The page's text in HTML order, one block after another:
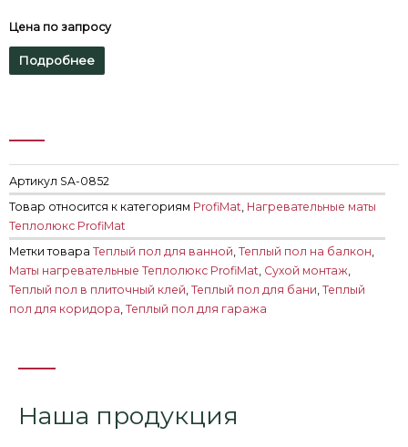
Цена по запросу
Подробнее
Артикул SA-0852
Товар относится к категориям ProfiMat Нагревательные маты
Теплолюкс ProfiMat
Метки товара Теплый пол для ванной Теплый пол на балкон
Маты нагревательные Теплолюкс ProfiMat Сухой монтаж
Теплый пол в плиточный клей Теплый пол для бани Теплый
пол для коридора Теплый пол для гаража
Наша продукция